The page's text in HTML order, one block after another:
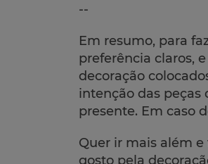
--
Em resumo, para
preferência claros,
decoração
intenção das peças
presente. Em caso
Quer ir mais além e
gosto pela